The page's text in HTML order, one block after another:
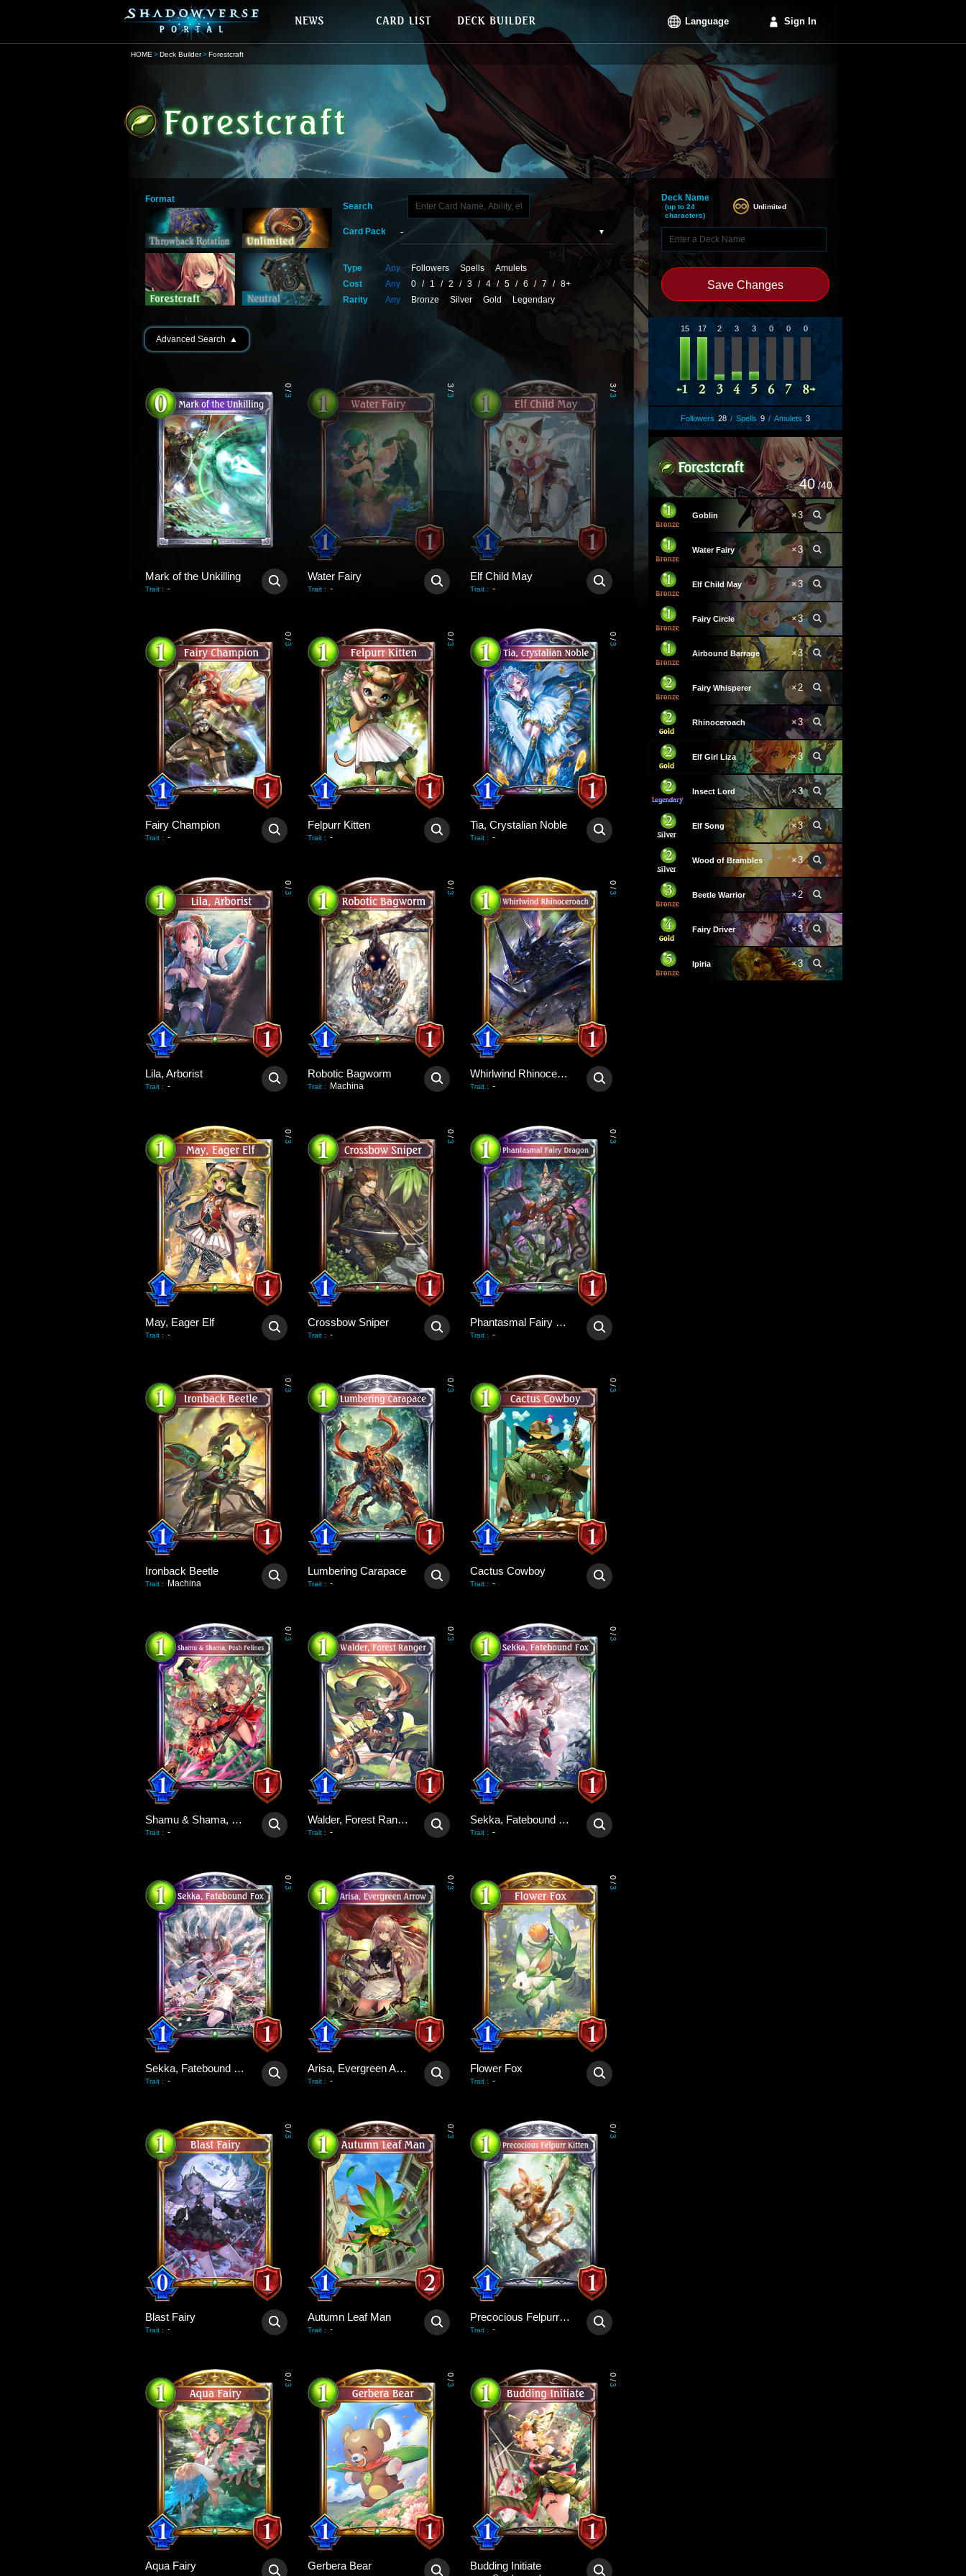
Language Sign In
HOME Deck Builder Forestcraft
Format
Search
Card Pack
Type Any Followers Spells
Amulets
Cost
Any 0 / 1 / 2 / 3 / 4 / 5 / 6 / 7 / 8+
Rarity
Any Bronze Silver Gold Legendary
Advanced Search ▲
0
/
3
Mark of the Unkilling
Trait : -
3
/
3
Water Fairy
Trait : -
3
/
3
Elf Child May
Trait : -
0
/
3
Fairy Champion
Trait : -
0
/
3
Felpurr Kitten
Trait : -
0
/
3
Tia, Crystalian Noble
Trait : -
0
/
3
Lila, Arborist
Trait : -
0
/
3
Robotic Bagworm
Trait : Machina
0
/
3
Whirlwind Rhinoceroach
Trait : -
0
/
3
May, Eager Elf
Trait : -
0
/
3
Crossbow Sniper
Trait : -
0
/
3
Phantasmal Fairy Dragon
Trait : -
0
/
3
Ironback Beetle
Trait : Machina
0
/
3
Lumbering Carapace
Trait : -
0
/
3
Cactus Cowboy
Trait : -
0
/
3
Shamu & Shama, Posh Felines
Trait : -
0
/
3
Walder, Forest Ranger
Trait : -
0
/
3
Sekka, Fatebound Fox
Trait : -
0
/
3
Sekka, Fatebound Fox
Trait : -
0
/
3
Arisa, Evergreen Arrow
Trait : -
0
/
3
Flower Fox
Trait : -
0
/
3
Blast Fairy
Trait : -
0
/
3
Autumn Leaf Man
Trait : -
0
/
3
Precocious Felpurr Kitten
Trait : -
0
/
3
Aqua Fairy
0
/
3
Gerbera Bear
0
/
3
Budding Initiate
Deck Name
(up to 24
characters)
Unlimited
Save Changes
15 17 2 3 3 0 0 0
Followers 28 / Spells 9 / Amulets 3
40 /40
Goblin ×3
Water Fairy ×3
Elf Child May ×3
Fairy Circle ×3
Airbound Barrage ×3
Fairy Whisperer ×2
Rhinoceroach ×3
Elf Girl Liza ×3
Insect Lord ×3
Elf Song ×3
Wood of Brambles ×3
Beetle Warrior ×2
Fairy Driver ×3
Ipiria ×3